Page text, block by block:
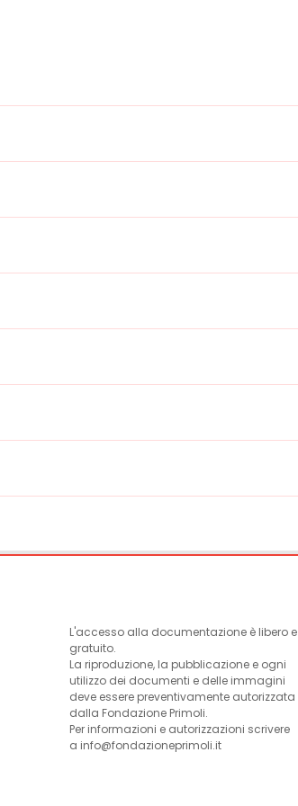
L'accesso alla documentazione è libero e
gratuito.
La riproduzione, la pubblicazione e ogni
utilizzo dei documenti e delle immagini
deve essere preventivamente autorizzata
dalla Fondazione Primoli.
Per informazioni e autorizzazioni scrivere
a info@fondazioneprimoli.it